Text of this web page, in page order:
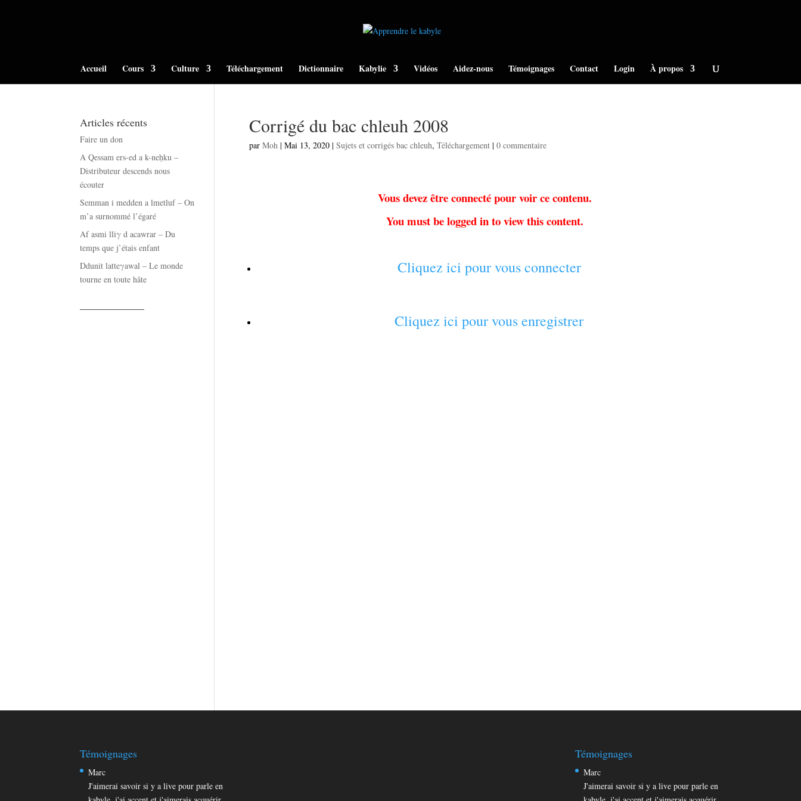
Accueil Cours Culture Téléchargement Dictionnaire Kabylie Vidéos Aidez-nous Témoignages Contact Login À propos
Corrigé du bac chleuh 2008
par Moh| Mai 13, 2020| Sujets et corrigés bac chleuh, Téléchargement| 0 commentaire
Vous devez être connecté pour voir ce contenu.
You must be logged in to view this content.
Cliquez ici pour vous connecter
Cliquez ici pour vous enregistrer
Articles récents
Faire un don
A Qessam ers-ed a k-neḥku –
Distributeur descends nous
écouter
Semman i medden a lmetluf – On
m’a surnommé l’égaré
Af asmi lliγ d acawrar – Du
temps que j’étais enfant
Ddunit latteγawal – Le monde
tourne en toute hâte
——————
Témoignages
Marc
J'aimerai savoir si y a live pour parle en
Témoignages
Marc
J'aimerai savoir si y a live pour parle en